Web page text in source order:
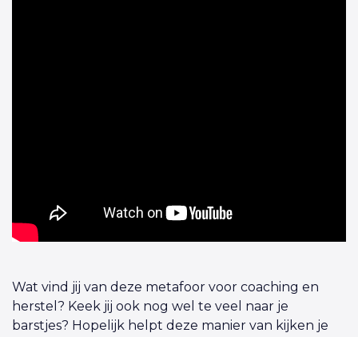
Wat vind jij van deze metafoor voor coaching en
herstel? Keek jij ook nog wel te veel naar je
barstjes? Hopelijk helpt deze manier van kijken je